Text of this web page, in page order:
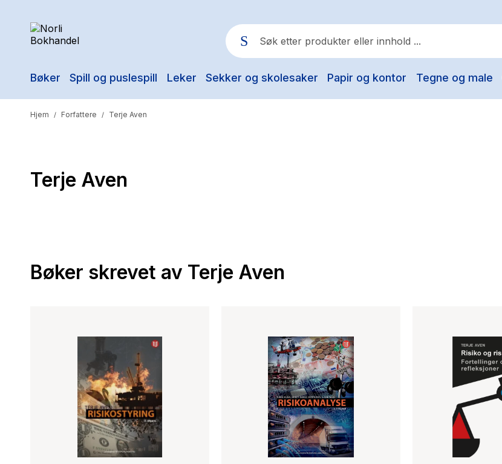
Bøker Spill og puslespill Leker Sekker og skolesaker Papir og kontor Tegne og male
Populære søk
The Housemaid
Hjem / Forfattere / Terje Aven
Terje Aven
Bøker skrevet av Terje Aven